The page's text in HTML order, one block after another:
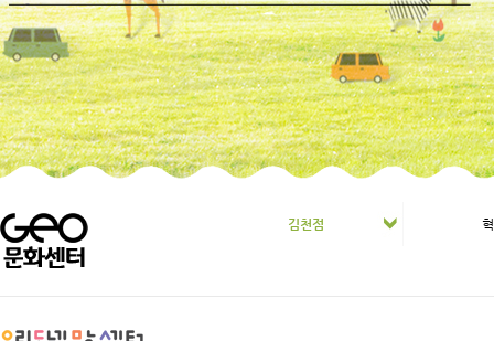
김천점